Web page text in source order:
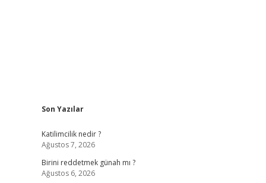
Sidebar
Son Yazılar
Katilimcilik nedir ?
Ağustos 7, 2026
Birini reddetmek günah mı ?
Ağustos 6, 2026
ilbet girişhttps://betexpergiris.casino/